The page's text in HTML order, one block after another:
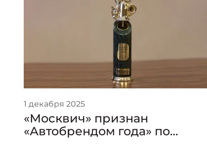
1 декабря 2025
«Москвич» признан
«Автобрендом года» по